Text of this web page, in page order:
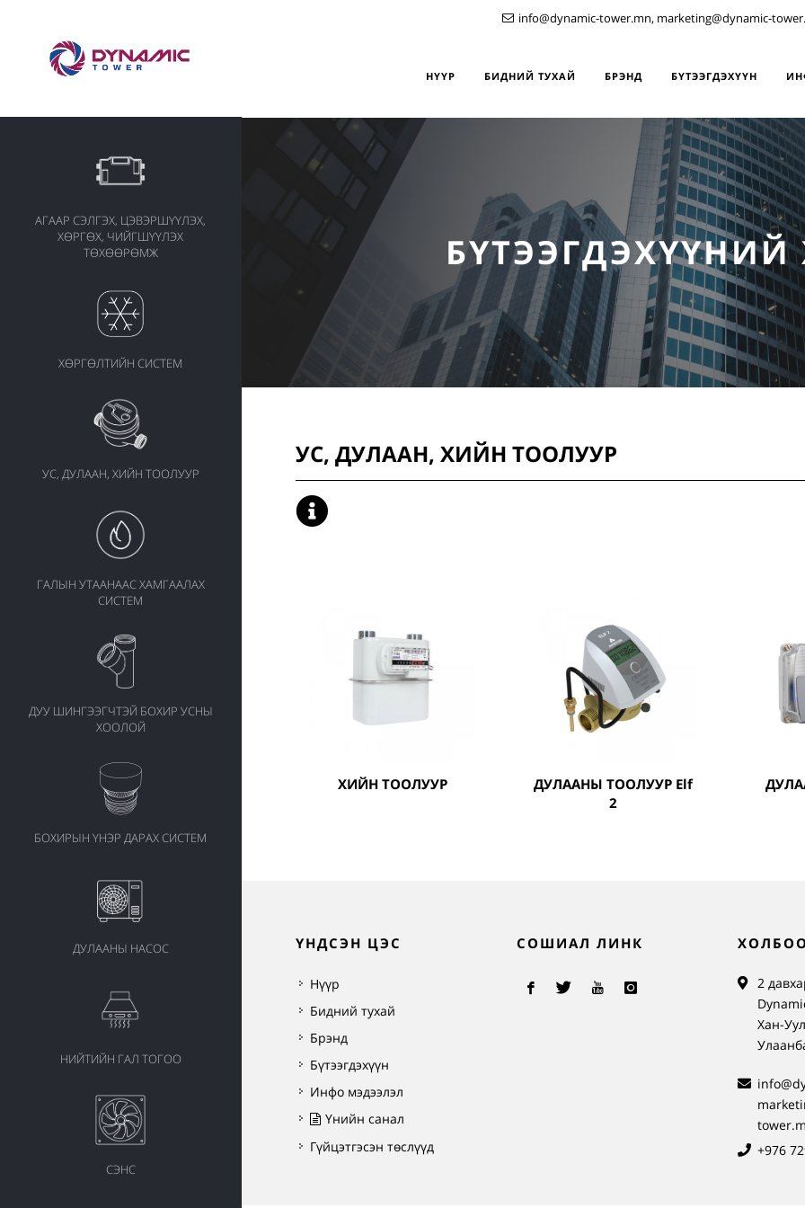
info@dynamic-tower.mn, marketing@dynamic-
НҮҮР БИДНИЙ ТУХАЙ БРЭНД БҮТЭЭГДЭХҮҮН
АГААР СЭЛГЭХ, ЦЭВЭРШҮҮЛЭХ,
ХӨРГӨХ, ЧИЙГШҮҮЛЭХ
ТӨХӨӨРӨМЖ
ХӨРГӨЛТИЙН СИСТЕМ
УС, ДУЛААН, ХИЙН ТООЛУУР
ГАЛЫН УТААНААС ХАМГААЛАХ
СИСТЕМ
ДУУ ШИНГЭЭГЧТЭЙ БОХИР УСНЫ
ХООЛОЙ
БОХИРЫН ҮНЭР ДАРАХ СИСТЕМ
ДУЛААНЫ НАСОС
НИЙТИЙН ГАЛ ТОГОО
СЭНС
УС, ДУЛААН, ХИЙН ТООЛУУР
ХИЙН ТООЛУУР
ДУЛААНЫ ТООЛУУР Elf
2
ДУЛААНЫ ТООЛУУР
ҮНДСЭН ЦЭС
Нүүр
Бидний тухай
Брэнд
Бүтээгдэхүүн
Инфо мэдээлэл
Үнийн санал
Гүйцэтгэсэн төслүүд
СОШИАЛ ЛИНК
2
Хан-
+976